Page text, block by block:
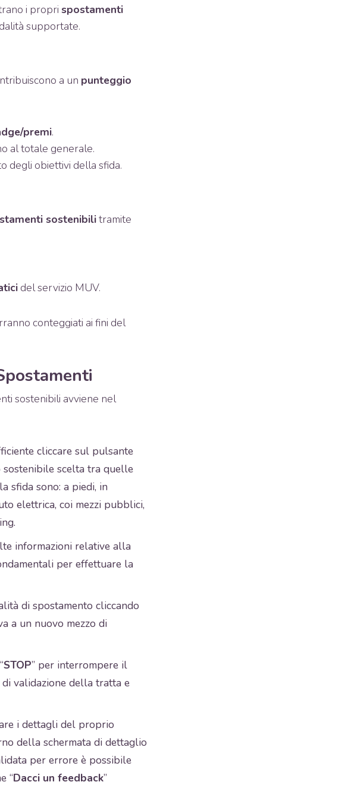
i propri spostamenti
supportate.
a un punteggio
premi.
al totale generale.
degli obiettivi della sfida.
sostenibilitramite
del servizio MUV.
conteggiati ai fini del
sostenibili avviene nel
cliccare sul pulsante
sostenibile scelta tra quelle
sfida sono: a piedi, in
elettrica, coi mezzi pubblici,
informazioni relative alla
per effettuare la
di spostamento cliccando
a un nuovo mezzo di
STOP” per interrompere il
validazione della tratta e
i dettagli del proprio
della schermata di dettaglio
per errore è possibile
“Dacci un feedback”